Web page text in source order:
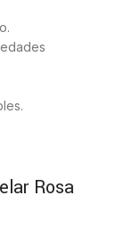
Rosa